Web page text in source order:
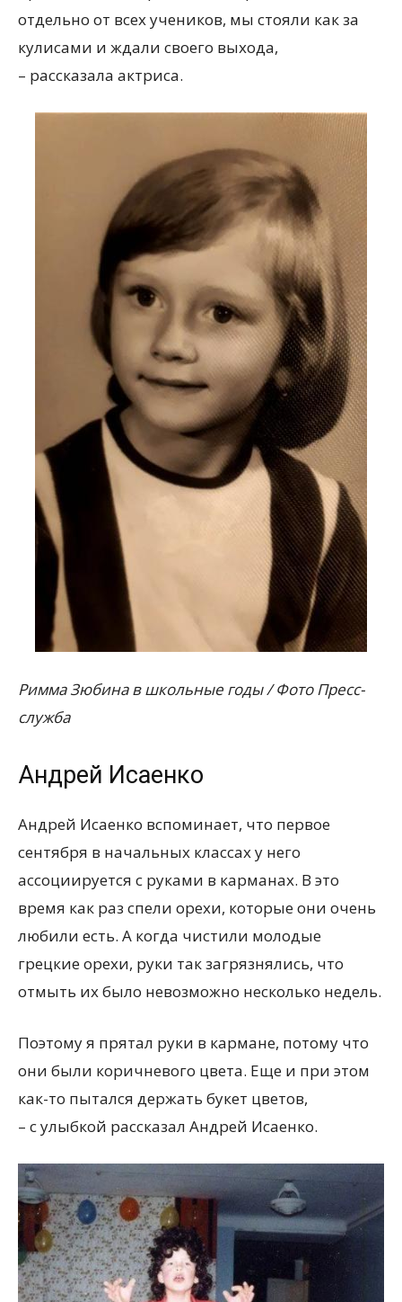
отдельно от всех учеников, мы стояли как за
кулисами и ждали своего выхода,
– рассказала актриса.
Римма Зюбина в школьные годы / Фото Пресс-
служба
Андрей Исаенко
Андрей Исаенко вспоминает, что первое
сентября в начальных классах у него
ассоциируется с руками в карманах. В это
время как раз спели орехи, которые они очень
любили есть. А когда чистили молодые
грецкие орехи, руки так загрязнялись, что
отмыть их было невозможно несколько недель.
Поэтому я прятал руки в кармане, потому что
они были коричневого цвета. Еще и при этом
как-то пытался держать букет цветов,
– с улыбкой рассказал Андрей Исаенко.